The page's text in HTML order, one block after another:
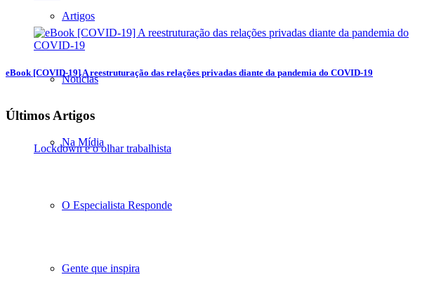
Artigos
Notícias
Na Mídia
O Especialista Responde
Gente que inspira
eBook [COVID-19] A reestruturação das relações privadas diante da pandemia do COVID-19
Últimos Artigos
Lockdown e o olhar trabalhista